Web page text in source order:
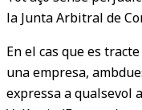
la Junta Arbitral de
En el cas que es
una empresa,
expressa a qualsevol